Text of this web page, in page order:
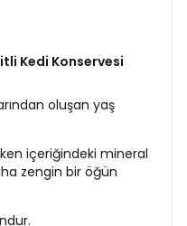
Kedi Konservesi
oluşan yaş
içeriğindeki mineral
zengin bir öğün